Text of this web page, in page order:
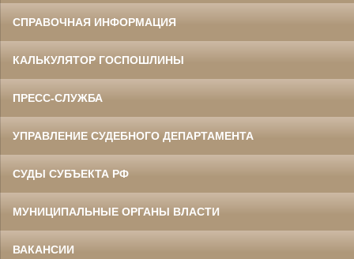
СПРАВОЧНАЯ ИНФОРМАЦИЯ
КАЛЬКУЛЯТОР ГОСПОШЛИНЫ
ПРЕСС-СЛУЖБА
УПРАВЛЕНИЕ СУДЕБНОГО ДЕПАРТАМЕНТА
СУДЫ СУБЪЕКТА РФ
МУНИЦИПАЛЬНЫЕ ОРГАНЫ ВЛАСТИ
ВАКАНСИИ